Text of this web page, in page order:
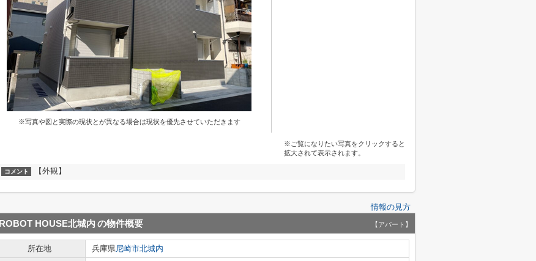
※写真や図と実際の現状とが異なる場合は現状を優先させていただきます
※ご覧になりたい写真をクリックすると
拡大されて表示されます。
コメント 【外観】
情報の見方
ROBOT HOUSE北城内 の物件概要 【アパート】
所在地 兵庫県尼崎市北城内